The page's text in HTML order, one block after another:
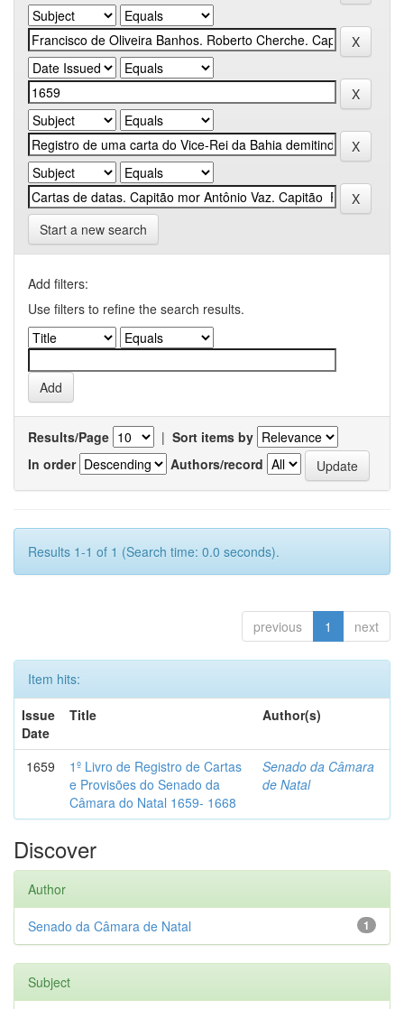
Start a new search
Add filters:
Use filters to refine the search results.
Results/Page | Sort items by
In order
Authors/record
Results 1-1 of 1 (Search time: 0.0 seconds).
previous 1 next
Item hits:
Issue
Date
Title Author(s)
1659
1º Livro de Registro de Cartas
e Provisões do Senado da
Câmara do Natal 1659- 1668
Senado da Câmara
de Natal
Discover
Author
1
Senado da Câmara de Natal
Subject